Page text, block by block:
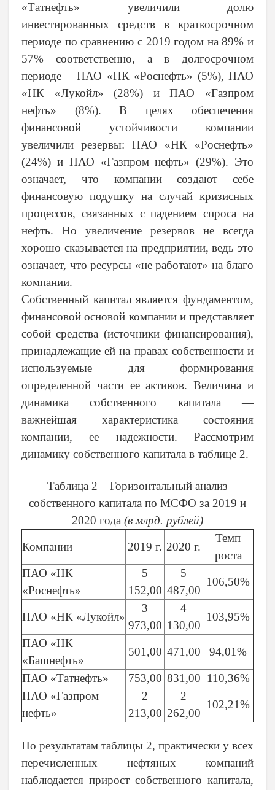
«Татнефть» увеличили долю
инвестированных средств в краткосрочном
периоде по сравнению с 2019 годом на 89% и
57% соответственно, а в долгосрочном
периоде – ПАО «НК «Роснефть» (5%), ПАО
«НК «Лукойл» (28%) и ПАО «Газпром
нефть» (8%). В целях обеспечения
финансовой устойчивости компании
увеличили резервы: ПАО «НК «Роснефть»
(24%) и ПАО «Газпром нефть» (29%). Это
означает, что компании создают себе
финансовую подушку на случай кризисных
процессов, связанных с падением спроса на
нефть. Но увеличение резервов не всегда
хорошо сказывается на предприятии, ведь это
означает, что ресурсы «не работают» на благо
компании.
Собственный капитал является фундаментом,
финансовой основой компании и представляет
собой средства (источники финансирования),
принадлежащие ей на правах собственности и
используемые для формирования
определенной части ее активов. Величина и
динамика собственного капитала —
важнейшая характеристика состояния
компании, ее надежности. Рассмотрим
динамику собственного капитала в таблице 2.
Таблица 2 – Горизонтальный анализ
собственного капитала по МСФО за 2019 и
2020 года (в млрд. рублей)
Компании 2019 г. 2020 г.
Темп
роста
ПАО «НК
«Роснефть»
5
152,00
5
487,00
106,50%
ПАО «НК «Лукойл»
3
973,00
4
130,00
103,95%
ПАО «НК
«Башнефть»
501,00 471,00 94,01%
ПАО «Татнефть» 753,00 831,00 110,36%
ПАО «Газпром
нефть»
2
213,00
2
262,00
102,21%
По результатам таблицы 2, практически у всех
перечисленных нефтяных компаний
наблюдается прирост собственного капитала,